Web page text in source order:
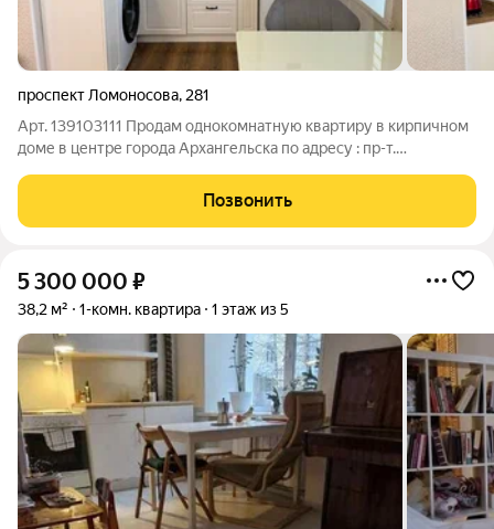
проспект Ломоносова, 281
Арт. 139103111 Продам однокомнатную квартиру в кирпичном
доме в центре города Архангельска по адресу : пр-т.
остаётся вся мебель и бытовая техника общая площадь 30 м.кв
в квартире три окна ,
Позвонить
5 300 000 ₽
38,2 м² 1-комн. квартира 1 этаж из 5